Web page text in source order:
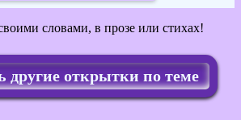
словами, в прозе или стихах!
другие открытки по теме